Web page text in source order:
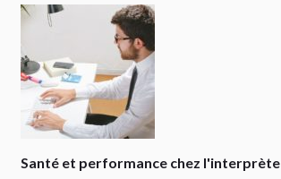
Santé et performance chez l'interprète